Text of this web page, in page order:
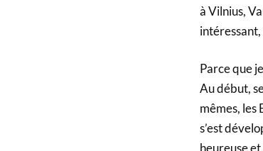
à Vilnius,
intéressant,
Parce que
Au début,
mêmes, les
s’est
heureuse